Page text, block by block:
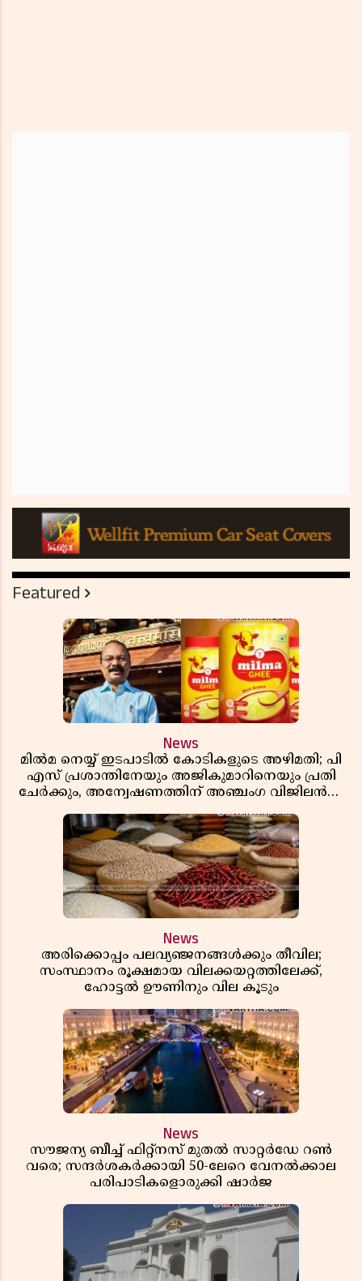
Featured
News
മിൽമ നെയ്യ് ഇടപാടിൽ കോടികളുടെ അഴിമതി; പി
എസ് പ്രശാന്തിനേയും അജികുമാറിനെയും പ്രതി
ചേർക്കും, അന്വേഷണത്തിന് അഞ്ചംഗ വിജിലൻസ്
News
അരിക്കൊപ്പം പലവ്യഞ്ജനങ്ങൾക്കും തീവില;
സംസ്ഥാനം രൂക്ഷമായ വിലക്കയറ്റത്തിലേക്ക്,
ഹോട്ടൽ ഊണിനും വില കൂടും
News
സൗജന്യ ബീച്ച് ഫിറ്റ്നസ് മുതൽ സാറ്റർഡേ റൺ
വരെ; സന്ദർശകർക്കായി 50-ലേറെ വേനൽക്കാല
പരിപാടികളൊരുക്കി ഷാർജ